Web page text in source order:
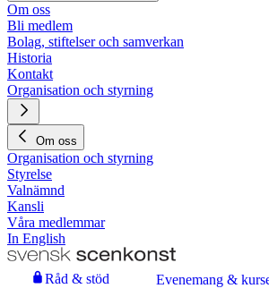
Om oss
Bli medlem
Bolag, stiftelser och samverkan
Historia
Kontakt
Organisation och styrning
Om oss
Organisation och styrning
Styrelse
Valnämnd
Kansli
Våra medlemmar
In English
Råd & stöd
Evenemang &